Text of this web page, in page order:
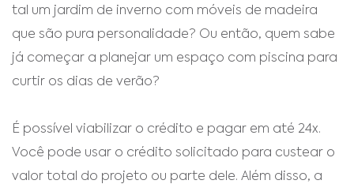
tal um jardim de inverno com móveis de madeira
que são pura personalidade? Ou então, quem sabe
já começar a planejar um espaço com piscina para
curtir os dias de verão?
É possível viabilizar o crédito e pagar em até 24x.
Você pode usar o crédito solicitado para custear o
valor total do projeto ou parte dele. Além disso, a